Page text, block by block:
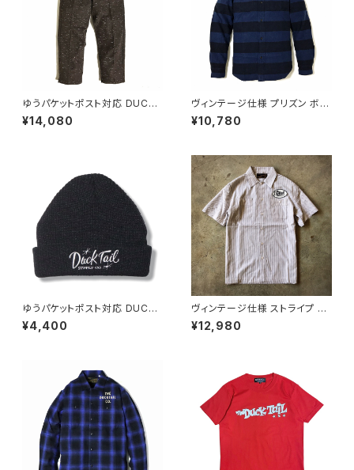
ゆうパケットポスト対応 DUCKT
AIL CLOTHING NEP TROUS
ERS "HEP CAT" PANTS BR
¥14,080
ヴィンテージ仕様 プリズン ボー
ダー ヘビーネルシャツ ネコ目
ボタン ワッペン ネイビー ゆうパ
HE LOWER" NAVY ダックテイ
ル クロージング
¥10,780
ゆうパケットポスト対応 DUCKT
AIL CLOTHING KNIT CAP
"BEAR" BLACK
¥4,400
ヴィンテージ仕様 ストライプ 半
袖 ワークシャツ ネコ目ボタン
刺繍 ワッペン ホワイト 白 DUC
¥12,980